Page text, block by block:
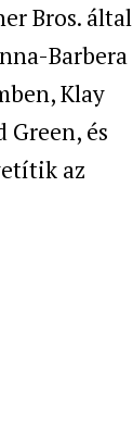
Bros. által
Barbera
Klay
és
az